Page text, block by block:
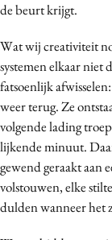
de beurt krijgt.
Wat wij creativiteit
systemen elkaar niet
fatsoenlijk
weer terug. Ze
volgende lading
lijkende minuut.
gewend geraakt aan
volstouwen, elke
dulden wanneer het